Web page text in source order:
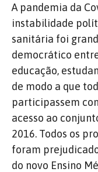
A pandemia da
instabilidade
sanitária foi
democrático
educação,
de modo a que
participassem
acesso ao
2016. Todos os
foram
do novo Ensino